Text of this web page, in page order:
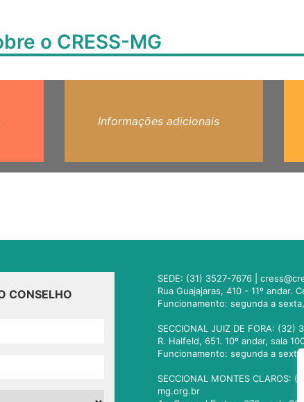
o CRESS-MG
Informações adicionais
CONSELHO
SEDE: (31) 3527-7676 |
Rua Guajajaras, 410 - 11º andar.
Funcionamento: segunda a
SECCIONAL JUIZ DE FORA: (32)
R. Halfeld, 651. 10º andar, sala
Funcionamento: segunda a sexta,
SECCIONAL MONTES CLAROS:
mg.org.br